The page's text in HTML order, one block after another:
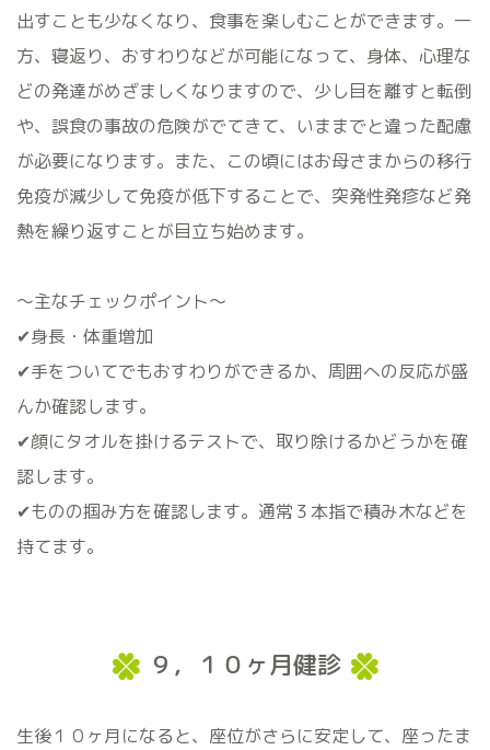
出すことも少なくなり、食事を楽しむことができます。一
方、寝返り、おすわりなどが可能になって、身体、心理な
どの発達がめざましくなりますので、少し目を離すと転倒
や、誤食の事故の危険がでてきて、いままでと違った配慮
が必要になります。また、この頃にはお母さまからの移行
免疫が減少して免疫が低下することで、突発性発疹など発
熱を繰り返すことが目立ち始めます。
〜主なチェックポイント〜
✔身長・体重増加
✔手をついてでもおすわりができるか、周囲への反応が盛
んか確認します。
✔顔にタオルを掛けるテストで、取り除けるかどうかを確
認します。
✔ものの掴み方を確認します。通常３本指で積み木などを
持てます。
９，１０ヶ月健診
生後１０ヶ月になると、座位がさらに安定して、座ったま